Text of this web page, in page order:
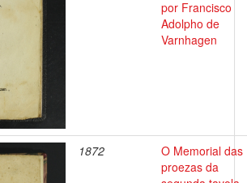
por Francisco
Adolpho de
Varnhagen
1872
O Memorial das
proezas da